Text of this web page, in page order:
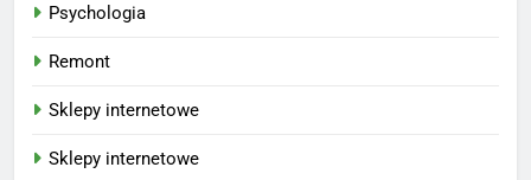
Psychologia
Remont
Sklepy internetowe
Sklepy internetowe